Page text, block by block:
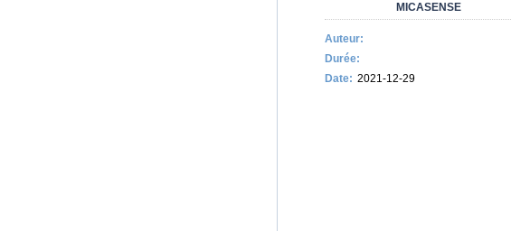
MICASENSE
Auteur:
Durée:
Date: 2021-12-29